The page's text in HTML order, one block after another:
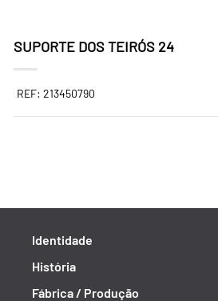
SUPORTE DOS TEIRÓS 24
REF: 213450790
Identidade
História
Fábrica / Produção